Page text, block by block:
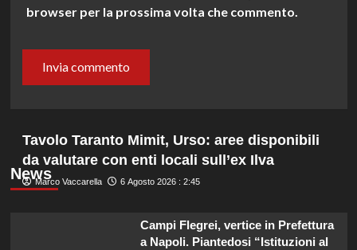
browser per la prossima volta che commento.
News
Tavolo Taranto Mimit, Urso: aree disponibili
da valutare con enti locali sull’ex Ilva
Marco Vaccarella 6 Agosto 2026 : 2:45
Campi Flegrei, vertice in Prefettura
a Napoli. Piantedosi “Istituzioni al